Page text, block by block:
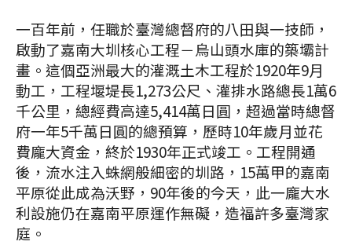
一百年前，任職於臺灣總督府的八田與一技師，
啟動了嘉南大圳核心工程－烏山頭水庫的築壩計
畫。這個亞洲最大的灌溉土木工程於1920年9月
動工，工程堰堤長1,273公尺、灌排水路總長1萬6
千公里，總經費高達5,414萬日圓，超過當時總督
府一年5千萬日圓的總預算，歷時10年歲月並花
費龐大資金，終於1930年正式竣工。工程開通
後，流水注入蛛網般細密的圳路，15萬甲的嘉南
平原從此成為沃野，90年後的今天，此一龐大水
利設施仍在嘉南平原運作無礙，造福許多臺灣家
庭。